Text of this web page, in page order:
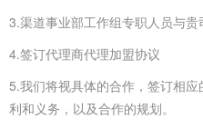
3.渠道事业部工作组专职人员与贵
4.签订代理商代理加盟协议
5.我们将视具体的合作，签订相
利和义务，以及合作的规划。